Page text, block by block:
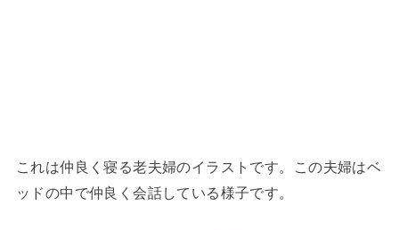
これは仲良く寝る老夫婦のイラストです。この夫婦はベ
ッドの中で仲良く会話している様子です。